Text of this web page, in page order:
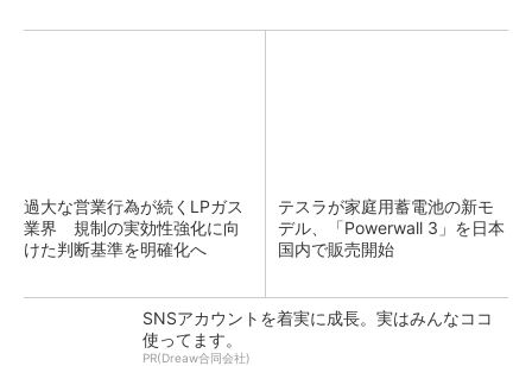
過大な営業行為が続くLPガス
業界 規制の実効性強化に向
けた判断基準を明確化へ
テスラが家庭用蓄電池の新モ
デル、「Powerwall 3」を日本
国内で販売開始
SNSアカウントを着実に成長。実はみんなココ
使ってます。
PR(Dreaw合同会社)